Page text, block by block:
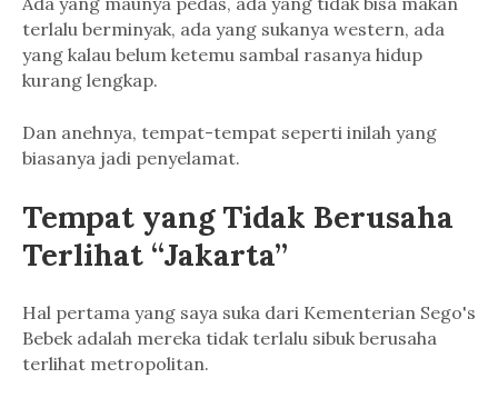
terlalu berminyak, ada yang sukanya western, ada
yang kalau belum ketemu sambal rasanya hidup
kurang lengkap.
Dan anehnya, tempat-tempat seperti inilah yang
biasanya jadi penyelamat.
Tempat yang Tidak Berusaha
Terlihat “Jakarta”
Hal pertama yang saya suka dari Kementerian Sego's
Bebek adalah mereka tidak terlalu sibuk berusaha
terlihat metropolitan.